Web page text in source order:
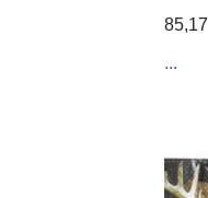
85,17
...